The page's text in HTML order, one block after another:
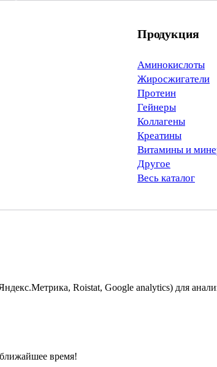
Продукция
Аминокислоты
Жиросжигатели
Протеин
Гейнеры
Коллагены
Креатины
Витамины и
Другое
Весь каталог
Roistat, Google analytics) для
время!